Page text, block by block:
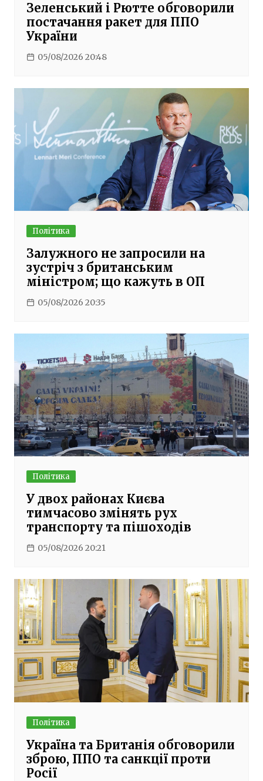
Зеленський і Рютте обговорили
постачання ракет для ППО
України
05/08/2026 20:48
Політика
Залужного не запросили на
зустріч з британським
міністром; що кажуть в ОП
05/08/2026 20:35
Політика
У двох районах Києва
тимчасово змінять рух
транспорту та пішоходів
05/08/2026 20:21
Політика
Україна та Британія обговорили
зброю, ППО та санкції проти
Росії